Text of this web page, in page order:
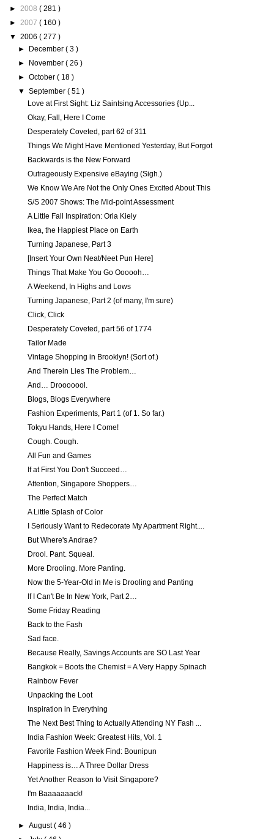
► 2008 ( 281 )
► 2007 ( 160 )
▼ 2006 ( 277 )
►
December( 3 )
►
November( 26 )
►October( 18 )
▼September( 51 )
Love at First Sight: Liz Saintsing Accessories {Up...
Okay, Fall, Here I Come
Desperately Coveted, part 62 of 311
Things We Might Have Mentioned Yesterday, But Forgot
Backwards is the New Forward
Outrageously Expensive eBaying (Sigh.)
We Know We Are Not the Only Ones Excited About This
S/S 2007 Shows: The Mid-point Assessment
A Little Fall Inspiration: Orla Kiely
Ikea, the Happiest Place on Earth
Turning Japanese, Part 3
[Insert Your Own Neat/Neet Pun Here]
Things That Make You Go Oooooh…
A Weekend, In Highs and Lows
Turning Japanese, Part 2 (of many, I'm sure)
Click, Click
Desperately Coveted, part 56 of 1774
Tailor Made
Vintage Shopping in Brooklyn! (Sort of.)
And Therein Lies The Problem…
And… Drooooool.
Blogs, Blogs Everywhere
Fashion Experiments, Part 1 (of 1. So far.)
Tokyu Hands, Here I Come!
Cough. Cough.
All Fun and Games
If at First You Don't Succeed…
Attention, Singapore Shoppers…
The Perfect Match
A Little Splash of Color
I Seriously Want to Redecorate My Apartment Right....
But Where's Andrae?
Drool. Pant. Squeal.
More Drooling. More Panting.
Now the 5-Year-Old in Me is Drooling and Panting
If I Can't Be In New York, Part 2…
Some Friday Reading
Back to the Fash
Sad face.
Because Really, Savings Accounts are SO Last Year
Bangkok = Boots the Chemist = A Very Happy Spinach
Rainbow Fever
Unpacking the Loot
Inspiration in Everything
The Next Best Thing to Actually Attending NY Fash ...
India Fashion Week: Greatest Hits, Vol. 1
Favorite Fashion Week Find: Bounipun
Happiness is… A Three Dollar Dress
Yet Another Reason to Visit Singapore?
I'm Baaaaaaack!
India, India, India...
►August( 46 )